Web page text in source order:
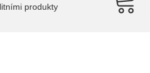
produkty